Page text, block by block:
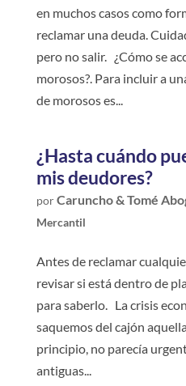
en muchos casos como
reclamar una deuda.
pero no salir. ¿Cómo se
morosos?. Para incluir a
de morosos es...
¿Hasta cuándo
mis deudores?
porCaruncho & Tomé
Mercantil
Antes de reclamar
revisar si está dentro de
para saberlo. La crisis
saquemos del cajón
principio, no parecía
antiguas...